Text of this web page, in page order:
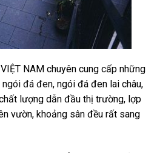
NAM chuyên cung cấp những
ngói đá đen, ngói đá đen lai châu,
lượng dẫn đầu thị trường, lợp
vườn, khoảng sân đều rất sang